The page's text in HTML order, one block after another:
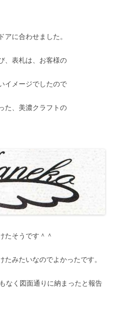
に合わせました。
、表札は、お客様の
イメージでしたので
た、美濃クラフトの
たそうです＾＾
みたいなのでよかったです。
なく図面通りに納まったと報告